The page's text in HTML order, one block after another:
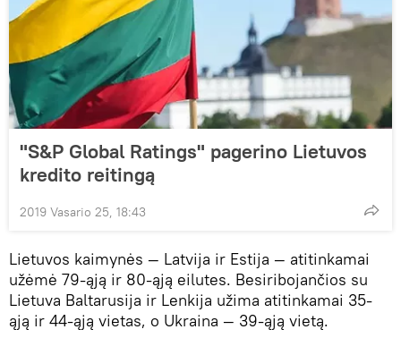
"S&P Global Ratings" pagerino Lietuvos
kredito reitingą
2019 Vasario 25, 18:43
Lietuvos kaimynės — Latvija ir Estija — atitinkamai
užėmė 79-ąją ir 80-ąją eilutes. Besiribojančios su
Lietuva Baltarusija ir Lenkija užima atitinkamai 35-
ąją ir 44-ąją vietas, o Ukraina — 39-ąją vietą.